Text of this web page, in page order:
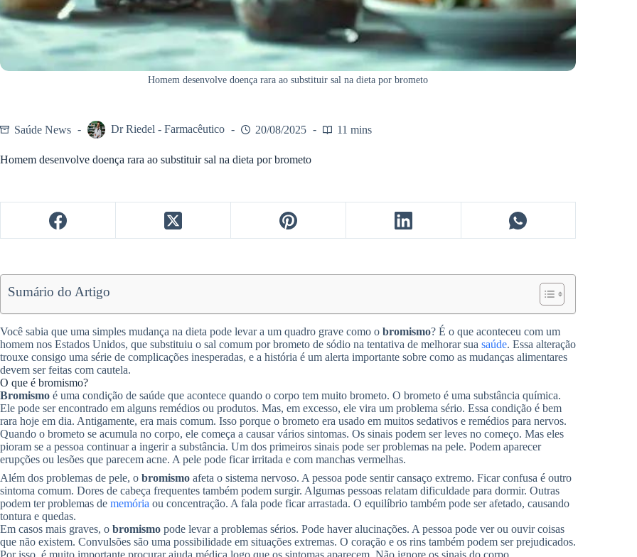
Homem desenvolve doença rara ao substituir sal na dieta por brometo
Saúde News Dr Riedel - Farmacêutico 20/08/2025 11 mins
Homem desenvolve doença rara ao substituir sal na dieta por brometo
Sumário do Artigo
Você sabia que uma simples mudança na dieta pode levar a um quadro grave como o bromismo? É o que aconteceu com um
homem nos Estados Unidos, que substituiu o sal comum por brometo de sódio na tentativa de melhorar sua saúde. Essa alteração
trouxe consigo uma série de complicações inesperadas, e a história é um alerta importante sobre como as mudanças alimentares
devem ser feitas com cautela.
O que é bromismo?
Bromismo é uma condição de saúde que acontece quando o corpo tem muito brometo. O brometo é uma substância química.
Ele pode ser encontrado em alguns remédios ou produtos. Mas, em excesso, ele vira um problema sério. Essa condição é bem
rara hoje em dia. Antigamente, era mais comum. Isso porque o brometo era usado em muitos sedativos e remédios para nervos.
Quando o brometo se acumula no corpo, ele começa a causar vários sintomas. Os sinais podem ser leves no começo. Mas eles
pioram se a pessoa continuar a ingerir a substância. Um dos primeiros sinais pode ser problemas na pele. Podem aparecer
erupções ou lesões que parecem acne. A pele pode ficar irritada e com manchas vermelhas.
Além dos problemas de pele, o bromismo afeta o sistema nervoso. A pessoa pode sentir cansaço extremo. Ficar confusa é outro
sintoma comum. Dores de cabeça frequentes também podem surgir. Algumas pessoas relatam dificuldade para dormir. Outras
podem ter problemas de memória ou concentração. A fala pode ficar arrastada. O equilíbrio também pode ser afetado, causando
tontura e quedas.
Em casos mais graves, o bromismo pode levar a problemas sérios. Pode haver alucinações. A pessoa pode ver ou ouvir coisas
que não existem. Convulsões são uma possibilidade em situações extremas. O coração e os rins também podem ser prejudicados.